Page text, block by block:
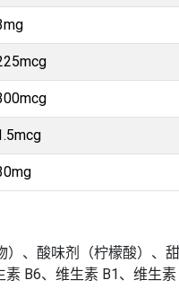
、酸味剂（柠檬酸）
B6、维生素 B1、维生